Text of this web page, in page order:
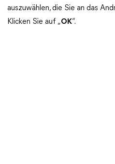
auszuwählen, die Sie an das
Klicken Sie auf „OK“.